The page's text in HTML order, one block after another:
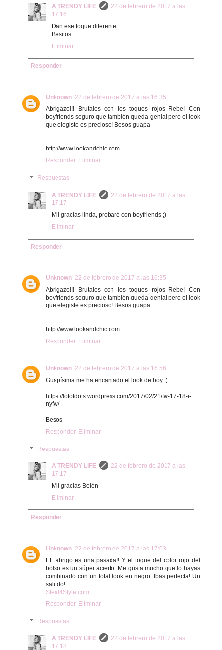
A TRENDY LIFE
22 de febrero de 2017 a las
17:16
Dan ese toque diferente.
Besitos
Eliminar
Responder
Unknown 22 de febrero de 2017 a las 16:35
Abrigazo!!! Brutales con los toques rojos Rebe! Con
boyfriends seguro que también queda genial pero el look
que elegiste es precioso! Besos guapa
http://www.lookandchic.com
Responder Eliminar
Respuestas
A TRENDY LIFE
22 de febrero de 2017 a las
17:17
Mil gracias linda, probaré con boyfriends ;)
Eliminar
Responder
Unknown 22 de febrero de 2017 a las 16:35
Abrigazo!!! Brutales con los toques rojos Rebe! Con
boyfriends seguro que también queda genial pero el look
que elegiste es precioso! Besos guapa
http://www.lookandchic.com
Responder Eliminar
Unknown 22 de febrero de 2017 a las 16:56
Guapísima me ha encantado el look de hoy :)
https://lotofdots.wordpress.com/2017/02/21/fw-17-18-i-
nyfw/
Besos
Responder Eliminar
Respuestas
A TRENDY LIFE
22 de febrero de 2017 a las
17:17
Mil gracias Belén
Eliminar
Responder
Unknown 22 de febrero de 2017 a las 17:03
EL abrigo es una pasada!! Y el toque del color rojo del
bolso es un súper acierto. Me gusta mucho que lo hayas
combinado con un total look en negro. Ibas perfecta! Un
saludo!
Steal4Style.com
Responder Eliminar
Respuestas
A TRENDY LIFE
22 de febrero de 2017 a las
17:18